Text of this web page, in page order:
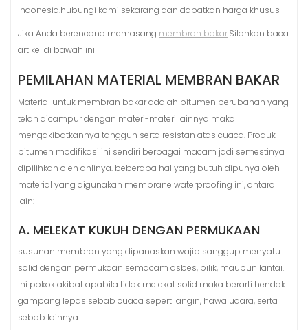
Indonesia.hubungi kami sekarang dan dapatkan harga khusus
Jika Anda berencana memasang membran bakar.Silahkan baca
artikel di bawah ini
PEMILAHAN MATERIAL MEMBRAN BAKAR
Material untuk membran bakar adalah bitumen perubahan yang
telah dicampur dengan materi-materi lainnya maka
mengakibatkannya tangguh serta resistan atas cuaca. Produk
bitumen modifikasi ini sendiri berbagai macam jadi semestinya
dipilihkan oleh ahlinya. beberapa hal yang butuh dipunya oleh
material yang digunakan membrane waterproofing ini, antara
lain:
A. MELEKAT KUKUH DENGAN PERMUKAAN
susunan membran yang dipanaskan wajib sanggup menyatu
solid dengan permukaan semacam asbes, bilik, maupun lantai.
Ini pokok akibat apabila tidak melekat solid maka berarti hendak
gampang lepas sebab cuaca seperti angin, hawa udara, serta
sebab lainnya.